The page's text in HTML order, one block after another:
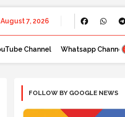
August 7, 2026
Channel Whatsapp Channel
FOLLOW BY GOOGLE NEWS